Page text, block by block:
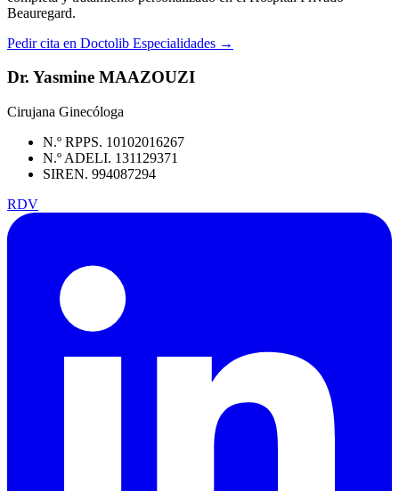
Beauregard.
Pedir cita en Doctolib Especialidades →
Dr. Yasmine MAAZOUZI
Cirujana Ginecóloga
N.º RPPS. 10102016267
N.º ADELI. 131129371
SIREN. 994087294
RDV